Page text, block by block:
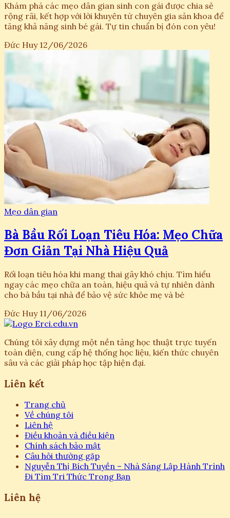
Khám phá các mẹo dân gian sinh con gái được chia sẻ
rộng rãi, kết hợp với lời khuyên từ chuyên gia sản khoa để
tăng khả năng sinh bé gái. Tự tin chuẩn bị đón con yêu!
Đức Huy 12/06/2026
Mẹo dân gian
Bà Bầu Rối Loạn Tiêu Hóa: Mẹo Chữa
Đơn Giản Tại Nhà Hiệu Quả
Rối loạn tiêu hóa khi mang thai gây khó chịu. Tìm hiểu
ngay các mẹo chữa an toàn, hiệu quả và tự nhiên dành
cho bà bầu tại nhà để bảo vệ sức khỏe mẹ và bé
Đức Huy 11/06/2026
Chúng tôi xây dựng một nền tảng học thuật trực tuyến
toàn diện, cung cấp hệ thống học liệu, kiến thức chuyên
sâu và các giải pháp học tập hiện đại.
Liên kết
Trang chủ
Về chúng tôi
Liên hệ
Điều khoản và điều kiện
Chính sách bảo mật
Câu hỏi thường gặp
Nguyễn Thị Bích Tuyền – Nhà Sáng Lập Hành Trình
Đi Tìm Tri Thức Trong Bạn
Liên hệ